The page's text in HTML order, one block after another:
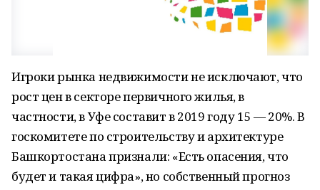
Игроки рынка недвижимости не исключают, что
рост цен в секторе первичного жилья, в
частности, в Уфе составит в 2019 году 15 — 20%. В
госкомитете по строительству и архитектуре
Башкортостана признали: «Есть опасения, что
будет и такая цифра», но собственный прогноз